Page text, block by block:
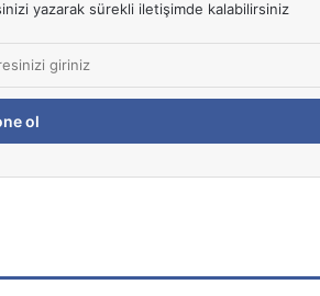
yazarak sürekli iletişimde kalabilirsiniz